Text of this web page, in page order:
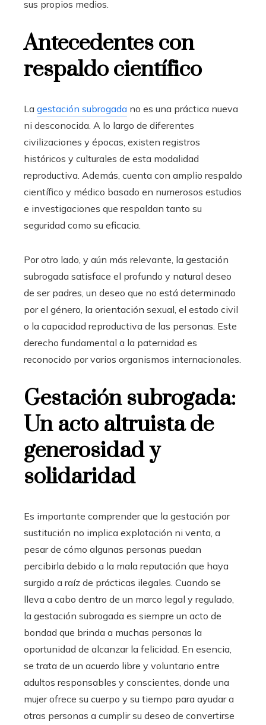
sus propios medios.
Antecedentes con
respaldo científico
La gestación subrogada no es una práctica nueva
ni desconocida. A lo largo de diferentes
civilizaciones y épocas, existen registros
históricos y culturales de esta modalidad
reproductiva. Además, cuenta con amplio respaldo
científico y médico basado en numerosos estudios
e investigaciones que respaldan tanto su
seguridad como su eficacia.
Por otro lado, y aún más relevante, la gestación
subrogada satisface el profundo y natural deseo
de ser padres, un deseo que no está determinado
por el género, la orientación sexual, el estado civil
o la capacidad reproductiva de las personas. Este
derecho fundamental a la paternidad es
reconocido por varios organismos internacionales.
Gestación subrogada:
Un acto altruista de
generosidad y
solidaridad
Es importante comprender que la gestación por
sustitución no implica explotación ni venta, a
pesar de cómo algunas personas puedan
percibirla debido a la mala reputación que haya
surgido a raíz de prácticas ilegales. Cuando se
lleva a cabo dentro de un marco legal y regulado,
la gestación subrogada es siempre un acto de
bondad que brinda a muchas personas la
oportunidad de alcanzar la felicidad. En esencia,
se trata de un acuerdo libre y voluntario entre
adultos responsables y conscientes, donde una
mujer ofrece su cuerpo y su tiempo para ayudar a
otras personas a cumplir su deseo de convertirse